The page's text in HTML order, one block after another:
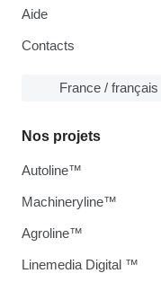
Aide
Contacts
France / français
Nos projets
Autoline™
Machineryline™
Agroline™
Linemedia Digital ™